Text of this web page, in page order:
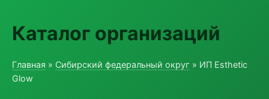
Каталог организаций
Главная » Сибирский федеральный округ » ИП Esthetic
Glow